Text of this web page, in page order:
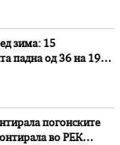
зима: 15
падна од 36 на 19
погонските
во РЕК